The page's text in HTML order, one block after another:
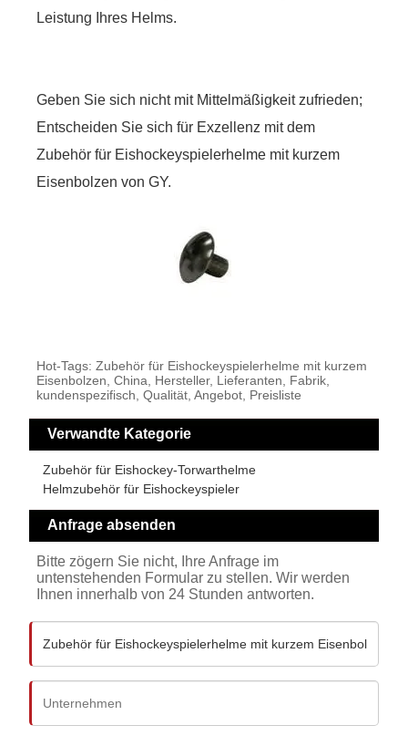
Leistung Ihres Helms.
Geben Sie sich nicht mit Mittelmäßigkeit zufrieden;
Entscheiden Sie sich für Exzellenz mit dem
Zubehör für Eishockeyspielerhelme mit kurzem
Eisenbolzen von GY.
Hot-Tags: Zubehör für Eishockeyspielerhelme mit kurzem
Eisenbolzen, China, Hersteller, Lieferanten, Fabrik,
kundenspezifisch, Qualität, Angebot, Preisliste
Verwandte Kategorie
Zubehör für Eishockey-Torwarthelme
Helmzubehör für Eishockeyspieler
Anfrage absenden
Bitte zögern Sie nicht, Ihre Anfrage im
untenstehenden Formular zu stellen. Wir werden
Ihnen innerhalb von 24 Stunden antworten.